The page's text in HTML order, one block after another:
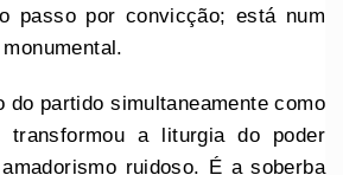
passo por convicção; está num
do partido simultaneamente como
transformou a liturgia do poder
ruidoso. É a soberba